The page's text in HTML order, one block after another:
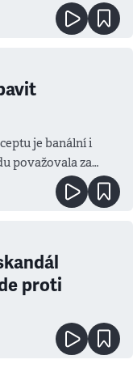
je banální i
považovala za
proti